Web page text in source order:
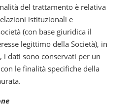
del trattamento è relativa
istituzionali e
(con base giuridica il
legittimo della Società), in
i dati sono conservati per un
le finalità specifiche della